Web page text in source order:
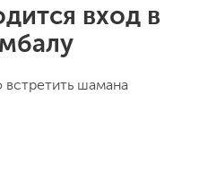
вход в
шамана